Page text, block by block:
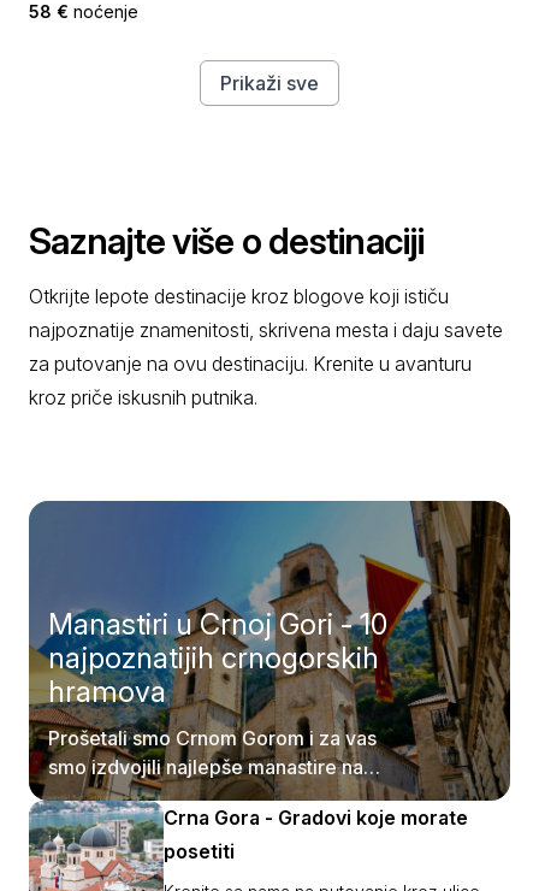
58 € noćenje
Prikaži sve
Saznajte više o destinaciji
Otkrijte lepote destinacije kroz blogove koji ističu
najpoznatije znamenitosti, skrivena mesta i daju savete
za putovanje na ovu destinaciju. Krenite u avanturu
kroz priče iskusnih putnika.
Manastiri u Crnoj Gori - 10
najpoznatijih crnogorskih
hramova
Prošetali smo Crnom Gorom i za vas
smo izdvojili najlepše manastire na
njenom tlu.
Crna Gora - Gradovi koje morate
posetiti